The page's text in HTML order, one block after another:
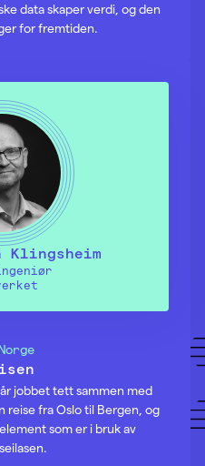
data skaper verdi, og den
for fremtiden.
Klingsheim
jobbet tett sammen med
reise fra Oslo til Bergen, og
som er i bruk av